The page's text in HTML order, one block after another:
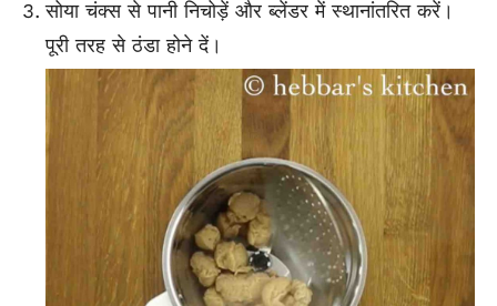
सोया चंक्स से पानी निचोड़ें और ब्लेंडर में स्थानांतरित करें।
पूरी तरह से ठंडा होने दें।